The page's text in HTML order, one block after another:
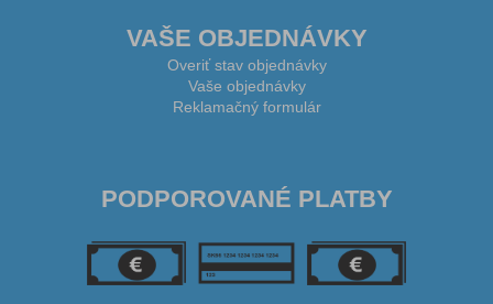
VAŠE OBJEDNÁVKY
Overiť stav objednávky
Vaše objednávky
Reklamačný formulár
PODPOROVANÉ PLATBY